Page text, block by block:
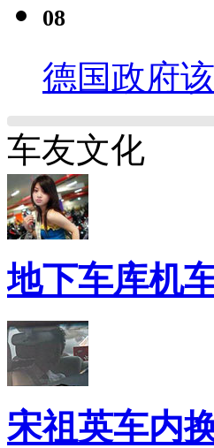
08
德国政府
车友文化
地下车库机
宋祖英车内